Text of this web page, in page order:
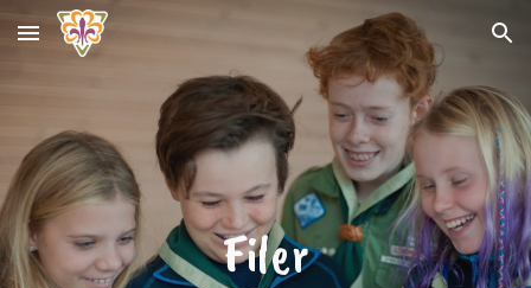
Skip to main content Skip to navigation
Filer